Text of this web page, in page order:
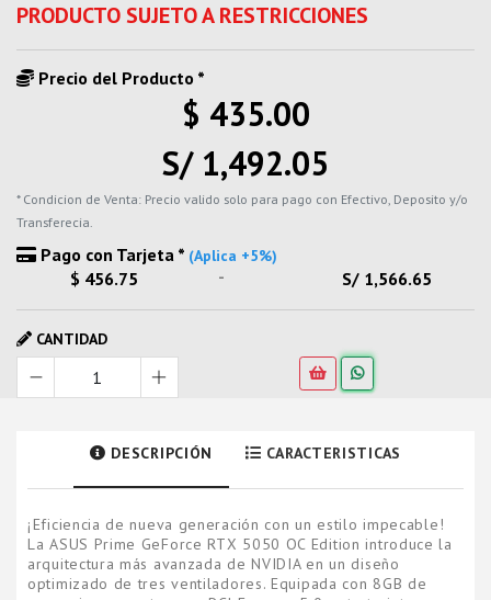
PRODUCTO SUJETO A RESTRICCIONES
Precio del Producto *
$ 435.00
S/ 1,492.05
* Condicion de Venta: Precio valido solo para pago con Efectivo, Deposito y/o
Transferecia.
Pago con Tarjeta * (Aplica +5%)
$ 456.75 - S/ 1,566.65
CANTIDAD
DESCRIPCIÓN CARACTERISTICAS
¡Eficiencia de nueva generación con un estilo impecable!
La ASUS Prime GeForce RTX 5050 OC Edition introduce la
arquitectura más avanzada de NVIDIA en un diseño
optimizado de tres ventiladores. Equipada con 8GB de